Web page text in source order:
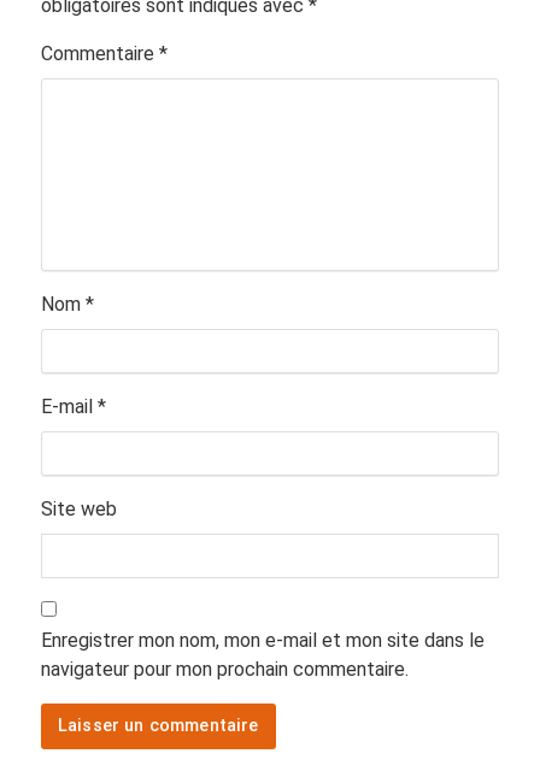
obligatoires sont indiqués avec *
Commentaire *
Nom *
E-mail *
Site web
Enregistrer mon nom, mon e-mail et mon site dans le
navigateur pour mon prochain commentaire.